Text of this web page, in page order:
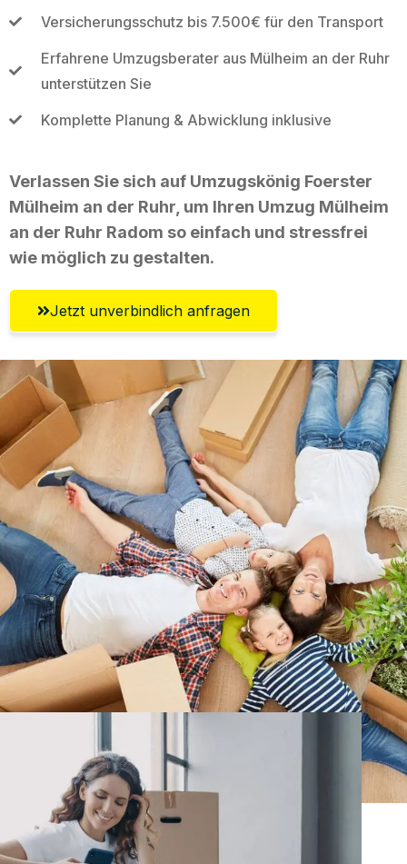
Versicherungsschutz bis 7.500€ für den Transport
Erfahrene Umzugsberater aus Mülheim an der Ruhr
unterstützen Sie
Komplette Planung & Abwicklung inklusive
Verlassen Sie sich auf Umzugskönig Foerster
Mülheim an der Ruhr, um Ihren Umzug Mülheim
an der Ruhr Radom so einfach und stressfrei
wie möglich zu gestalten.
Jetzt unverbindlich anfragen